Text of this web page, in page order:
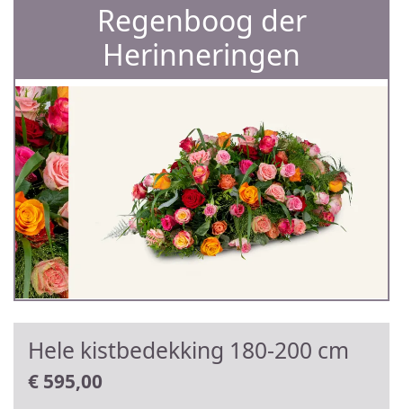
Regenboog der
Herinneringen
Hele kistbedekking 180-200 cm
€ 595,00